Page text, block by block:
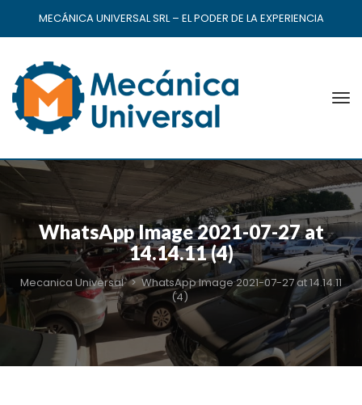
MECÁNICA UNIVERSAL SRL – EL PODER DE LA EXPERIENCIA
WhatsApp Image 2021-07-27 at
14.14.11 (4)
Mecanica Universal >WhatsApp Image 2021-07-27 at 14.14.11
(4)